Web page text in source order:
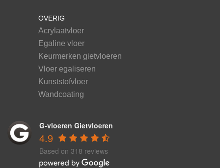
OVERIG
Acrylaatvloer
Egaline vloer
Keurmerken gietvloeren
Vloer egaliseren
Kunststofvloer
Wandcoating
G-vloeren Gietvloeren
4.9
Based on 318 reviews